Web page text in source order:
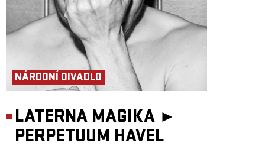
NÁRODNÍ DIVADLO
LATERNA MAGIKA ►
PERPETUUM HAVEL